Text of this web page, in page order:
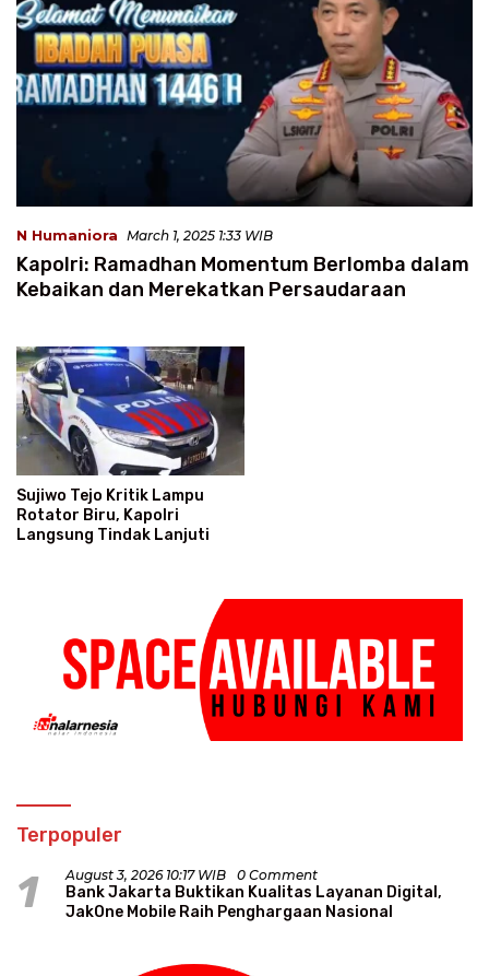
N Humaniora March 1, 2025 1:33 WIB
Kapolri: Ramadhan Momentum Berlomba dalam
Kebaikan dan Merekatkan Persaudaraan
Sujiwo Tejo Kritik Lampu
Rotator Biru, Kapolri
Langsung Tindak Lanjuti
Terpopuler
1 August 3, 2026 10:17 WIB 0 Comment
Bank Jakarta Buktikan Kualitas Layanan Digital,
JakOne Mobile Raih Penghargaan Nasional